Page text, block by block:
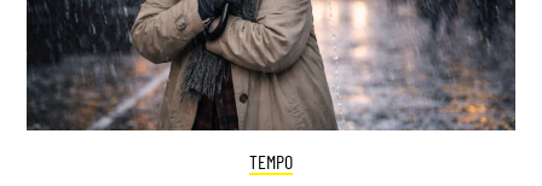
TEMPO